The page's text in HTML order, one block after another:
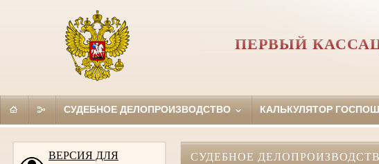
ПЕРВЫЙ
СУДЕБНОЕ ДЕЛОПРОИЗВОДСТВО КАЛЬКУЛЯТОР
ВЕРСИЯ ДЛЯ
СУДЕБНОЕ